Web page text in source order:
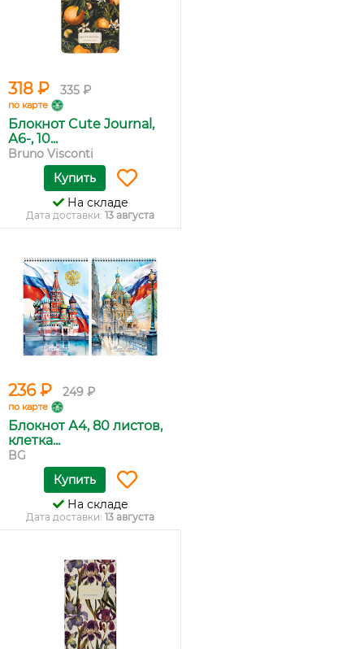
318 ₽ 335 ₽
по карте
Блокнот Cute Journal,
А6-, 10...
Bruno Visconti
Купить
На складе
Дата доставки: 13 августа
236 ₽ 249 ₽
по карте
Блокнот А4, 80 листов,
клетка...
BG
Купить
На складе
Дата доставки: 13 августа